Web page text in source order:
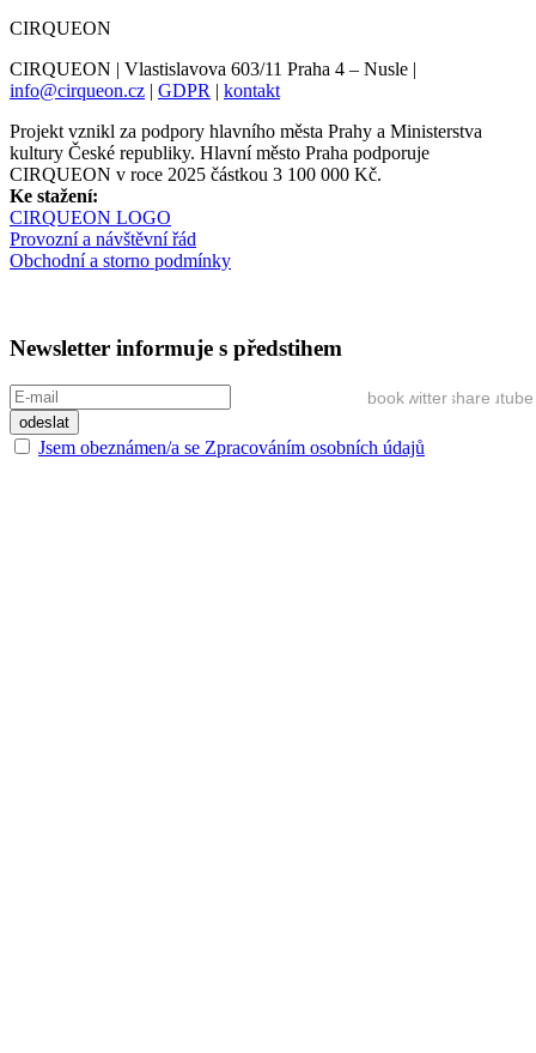
Share on facebook
Share on twitter
Share on google_plusone_share
Share on youtube
CIRQUEON
CIRQUEON | Vlastislavova 603/11 Praha 4 – Nusle |
info@cirqueon.cz | GDPR | kontakt
Projekt vznikl za podpory hlavního města Prahy a Ministerstva
kultury České republiky. Hlavní město Praha podporuje
CIRQUEON v roce 2025 částkou 3 100 000 Kč.
Ke stažení:
CIRQUEON LOGO
Provozní a návštěvní řád
Obchodní a storno podmínky
Newsletter informuje s předstihem
Jsem obeznámen/a se Zpracováním osobních údajů